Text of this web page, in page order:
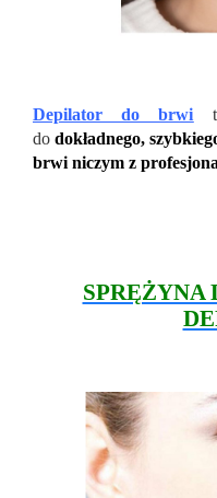
Depilator do brwi
dodokładnego,
brwi niczym z
SPRĘŻYNA